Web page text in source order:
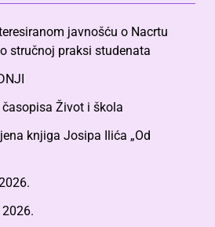
javnošću o Nacrtu
stručnoj praksi studenata
Život i škola
knjiga Josipa Ilića „Od